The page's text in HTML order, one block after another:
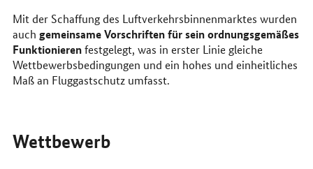
Mit der Schaffung des Luftverkehrsbinnenmarktes wurden
auch gemeinsame Vorschriften für sein ordnungsgemäßes
Funktionierenfestgelegt, was in erster Linie gleiche
Wettbewerbsbedingungen und ein hohes und einheitliches
Maß an Fluggastschutz umfasst.
Wettbewerb